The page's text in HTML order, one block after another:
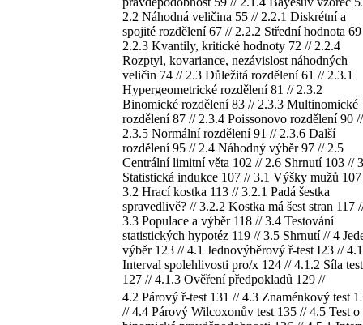
2.2 Náhodná veličina 55 // 2.2.1 Diskrétní a
spojité rozdělení 67 // 2.2.2 Střední hodnota
2.2.3 Kvantily, kritické hodnoty 72 // 2.2.4
Rozptyl, kovariance, nezávislost náhodných
veličin 74 // 2.3 Důležitá rozdělení 61 // 2.3.1
Hypergeometrické rozdělení 81 // 2.3.2
Binomické rozdělení 83 // 2.3.3 Multinomické
rozdělení 87 // 2.3.4 Poissonovo rozdělení 90 //
2.3.5 Normální rozdělení 91 // 2.3.6 Další
rozdělení 95 // 2.4 Náhodný výběr 97 // 2.5
Centrální limitní věta 102 // 2.6 Shrnutí 103 // 3
Statistická indukce 107 // 3.1 Výšky mužů
3.2 Hrací kostka 113 // 3.2.1 Padá šestka
spravedlivě? // 3.2.2 Kostka má šest stran 117
3.3 Populace a výběr 118 // 3.4 Testování
statistických hypotéz 119 // 3.5 Shrnutí // 4
výběr 123 // 4.1 Jednovýběrový ř-test I23 //
Interval spolehlivosti pro/x 124 // 4.1.2 Síla
127 // 4.1.3 Ověření předpokladů 129 //
4.2 Párový ř-test 131 // 4.3 Znaménkový test
// 4.4 Párový Wilcoxonův test 135 // 4.5 Test o